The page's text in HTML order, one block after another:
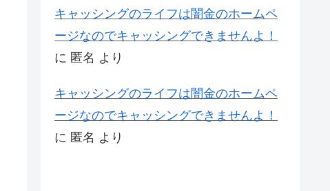
キャッシングのライフは闇金のホームペ
ージなのでキャッシングできませんよ！
に 匿名 より
キャッシングのライフは闇金のホームペ
ージなのでキャッシングできませんよ！
に 匿名 より